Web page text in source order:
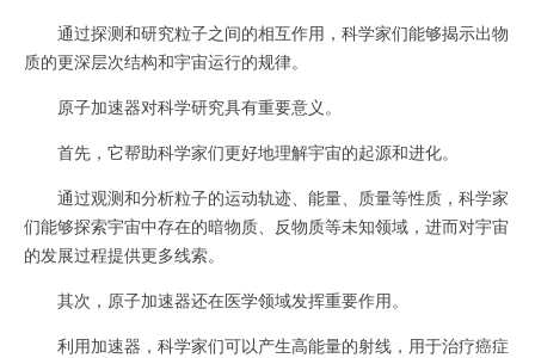
通过探测和研究粒子之间的相互作用，科学家们能够揭示出物
质的更深层次结构和宇宙运行的规律。
原子加速器对科学研究具有重要意义。
首先，它帮助科学家们更好地理解宇宙的起源和进化。
通过观测和分析粒子的运动轨迹、能量、质量等性质，科学家
们能够探索宇宙中存在的暗物质、反物质等未知领域，进而对宇宙
的发展过程提供更多线索。
其次，原子加速器还在医学领域发挥重要作用。
利用加速器，科学家们可以产生高能量的射线，用于治疗癌症